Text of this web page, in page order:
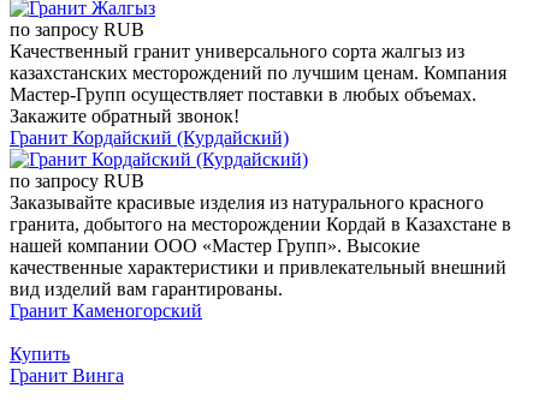
по запросу RUB
Качественный гранит универсального сорта жалгыз из
казахстанских месторождений по лучшим ценам. Компания
Мастер-Групп осуществляет поставки в любых объемах.
Закажите обратный звонок!
Гранит Кордайский (Курдайский)
по запросу RUB
Заказывайте красивые изделия из натурального красного
гранита, добытого на месторождении Кордай в Казахстане в
нашей компании ООО «Мастер Групп». Высокие
качественные характеристики и привлекательный внешний
вид изделий вам гарантированы.
Гранит Каменогорский
Купить
Гранит Винга